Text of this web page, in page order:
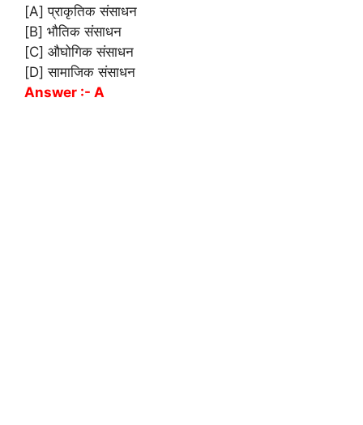
[A] प्राकृतिक संसाधन
[B] भौतिक संसाधन
[C] औघोगिक संसाधन
[D] सामाजिक संसाधन
Answer :- A